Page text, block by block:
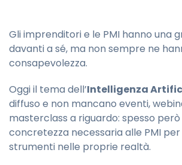
Gli imprenditori e le PMI hanno una
davanti a sé, ma non sempre ne
consapevolezza.
Oggi il tema dell’Intelligenza
diffuso e non mancano eventi,
masterclass a riguardo: spesso
concretezza necessaria alle PMI
strumenti nelle proprie realtà.